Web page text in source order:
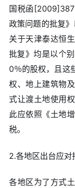
国税函
政策问题的批复
关于天津泰达恒
批复》均是以个
0％的股权，且这
权、地上建筑物
式让渡土地使用
此应依照《土地
税。
2.各地区出台应对
各地区为了方式